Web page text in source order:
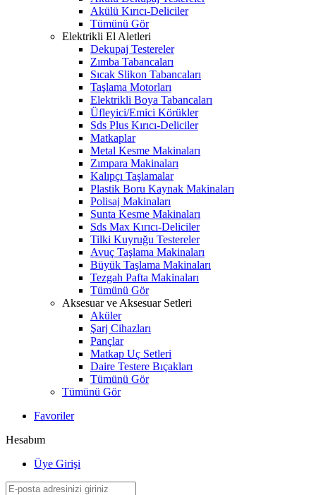
Akülü Kırıcı-Deliciler
Tümünü Gör
Elektrikli El Aletleri
Dekupaj Testereler
Zımba Tabancaları
Sıcak Slikon Tabancaları
Taşlama Motorları
Elektrikli Boya Tabancaları
Üfleyici/Emici Körükler
Sds Plus Kırıcı-Deliciler
Matkaplar
Metal Kesme Makinaları
Zımpara Makinaları
Kalıpçı Taşlamalar
Plastik Boru Kaynak Makinaları
Polisaj Makinaları
Sunta Kesme Makinaları
Sds Max Kırıcı-Deliciler
Tilki Kuyruğu Testereler
Avuç Taşlama Makinaları
Büyük Taşlama Makinaları
Tezgah Pafta Makinaları
Tümünü Gör
Aksesuar ve Aksesuar Setleri
Aküler
Şarj Cihazları
Pançlar
Matkap Uç Setleri
Daire Testere Bıçakları
Tümünü Gör
Tümünü Gör
Favoriler
Hesabım
Üye Girişi